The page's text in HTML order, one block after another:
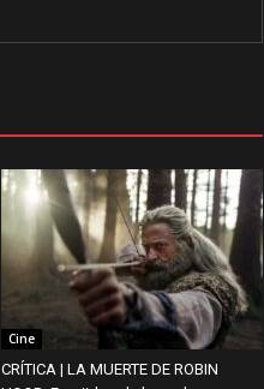
Cine
CRÍTICA | LA MUERTE DE ROBIN